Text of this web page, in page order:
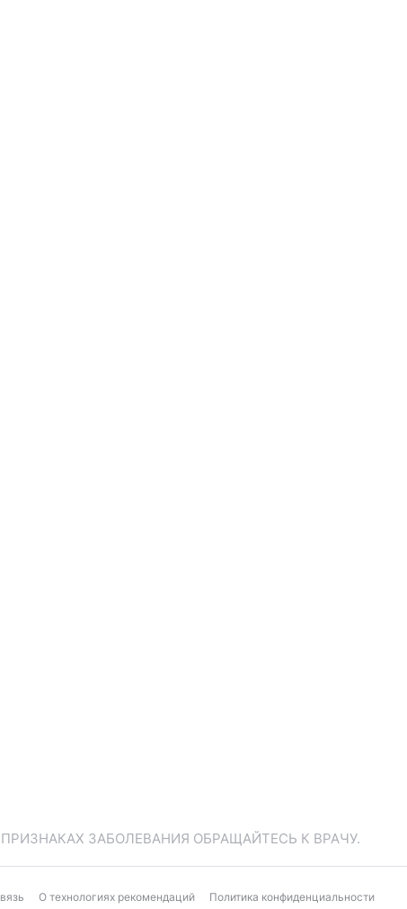
ЗАБОЛЕВАНИЯ ОБРАЩАЙТЕСЬ К ВРАЧУ.
О технологиях рекомендаций Политика конфиденциальности